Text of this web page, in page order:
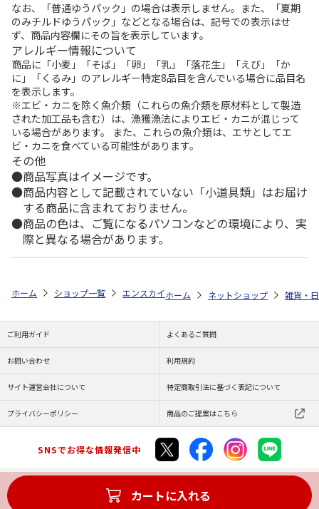
なお、「普通ゆうパック」の場合は表示しません。また、「夏期
のみチルドゆうパック」などとなる場合は、記号での表示はせ
ず、商品内容欄にその旨を表示しています。
アレルギー情報について
商品に「小麦」「そば」「卵」「乳」「落花生」「えび」「か
に」「くるみ」のアレルギー特定8品目を含んでいる場合に品目名
を表示します。
※エビ・カニを除く魚介類（これらの魚介類を原材料として製造
された加工品も含む）は、漁獲漁法によりエビ・カニが混じって
いる場合があります。 また、これらの魚介類は、エサとしてエ
ビ・カニを食べている可能性があります。
その他
商品写真はイメージです。
商品内容として記載されていない「小道具類」はお届け
する商品に含まれておりません。
商品の色は、ご覧になるパソコンなどの環境により、実
際と異なる場合があります。
カートに入れる
ホーム ショップ一覧 エンスカイ 大谷翔平 THE GOLDEN TWO-
ホーム ネットショップ 雑貨・
ご利用ガイド よくあるご質問
お問い合わせ 利用規約
サイト運営会社について 特定商取引法に基づく表記について
プライバシーポリシー 商品のご提案はこちら
SNSでお得な情報発信中
Copyright (C) JAPAN POST Co.,Ltd. All Rights Reserved.